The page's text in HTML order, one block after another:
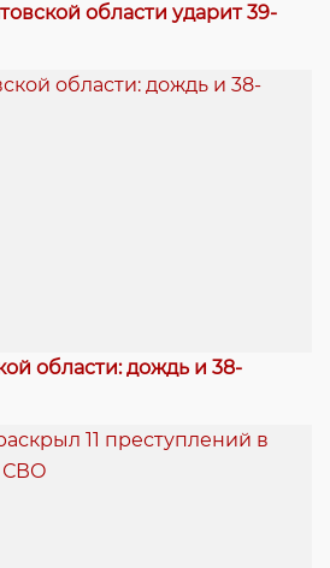
области ударит 39-
области: дождь и 38-